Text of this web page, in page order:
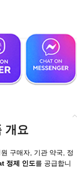
개요
구매자, 기관 약국, 정
정제 인도를 공급합니